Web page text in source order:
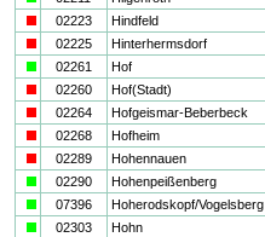
02223 Hindfeld
02225 Hinterhermsdorf
02261 Hof
02260 Hof(Stadt)
02264 Hofgeismar-Beberbeck
02268 Hofheim
02289 Hohennauen
02290 Hohenpeißenberg
07396 Hoherodskopf/Vogelsberg
02303 Hohn